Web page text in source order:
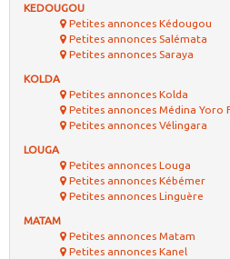
KEDOUGOU
Petites annonces Kédougou
Petites annonces Salémata
Petites annonces Saraya
KOLDA
Petites annonces Kolda
Petites annonces Médina Yoro
Petites annonces Vélingara
LOUGA
Petites annonces Louga
Petites annonces Kébémer
Petites annonces Linguère
MATAM
Petites annonces Matam
Petites annonces Kanel